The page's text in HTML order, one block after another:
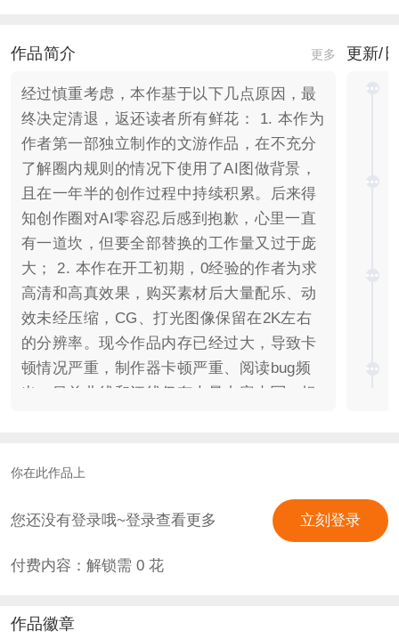
作品简介 更多
经过慎重考虑，本作基于以下几点原因，最
终决定清退，返还读者所有鲜花： 1. 本作为
作者第一部独立制作的文游作品，在不充分
了解圈内规则的情况下使用了AI图做背景，
且在一年半的创作过程中持续积累。后来得
知创作圈对AI零容忍后感到抱歉，心里一直
有一道坎，但要全部替换的工作量又过于庞
大； 2. 本作在开工初期，0经验的作者为求
高清和高真效果，购买素材后大量配乐、动
效未经压缩，CG、打光图像保留在2K左右
的分辨率。现今作品内存已经过大，导致卡
顿情况严重，制作器卡顿严重、阅读bug频
出。目前曲线和江线仍有大量内容未写，担
设计初衷时，希望在一部作品里，塑造三个
不同读者的口味。实则作者高估了自己能
力，事实是任意线路的微小改动都会受另两
条故事设定的掣肘，改动空间非常受限； 4.
出“共线男主”的设定（即不同的线可以攻略
更新/
你在此作品上
您还没有登录哦~登录查看更多 立刻登录
付费内容：解锁需 0花
作品徽章